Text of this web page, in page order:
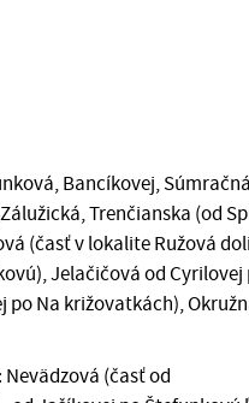
Bancíkovej,
Trenčianska (od
(časť v lokalite Ružová
Jelačičová od Cyrilovej
po Na križovatkách),
(časť od